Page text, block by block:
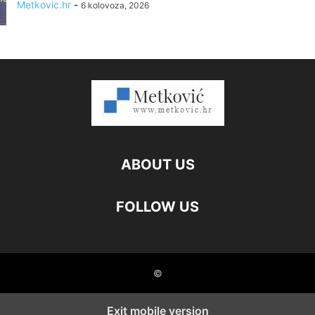
Metkovic.hr - 6 kolovoza, 2026
ABOUT US
FOLLOW US
©
Exit mobile version